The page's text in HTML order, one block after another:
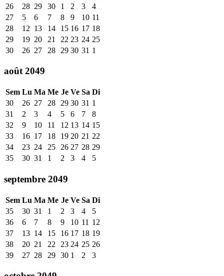
26
28 29 30 1 2 3
4
27
5 6 7 8 9 10 11
28
12 13 14 15 16 17 18
29
19 20 21 22 23 24 25
30
26 27 28 29 30 31 1
août 2049
Sem Lu Ma Me Je Ve Sa Di
30
26 27 28 29 30 31 1
31
2 3 4 5 6 7
8
32
9 10 11 12 13 14 15
33
16 17 18 19 20 21 22
34
23 24 25 26 27 28 29
35
30 31 1 2 3 4 5
septembre 2049
Sem Lu Ma Me Je Ve Sa Di
35
30 31 1 2 3 4
5
36
6 7 8 9 10 11 12
37
13 14 15 16 17 18 19
38
20 21 22 23 24 25 26
39
27 28 29 30 1 2 3